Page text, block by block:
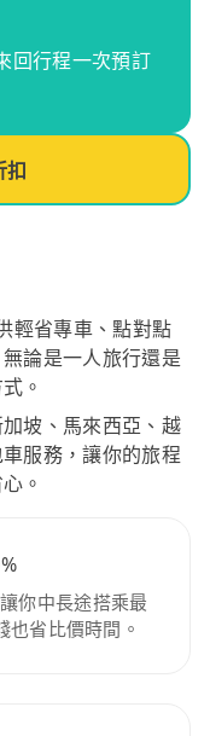
回行程一次預訂
扣
輕省專車、點對點
論是一人旅行還是
。
坡、馬來西亞、越
服務，讓你的旅程
。
你中長途搭乘最
也省比價時間。